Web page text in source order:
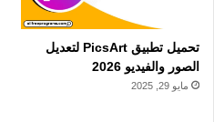
تحميل تطبيق PicsArt لتعديل
الصور والفيديو 2026
مايو 29, 2025